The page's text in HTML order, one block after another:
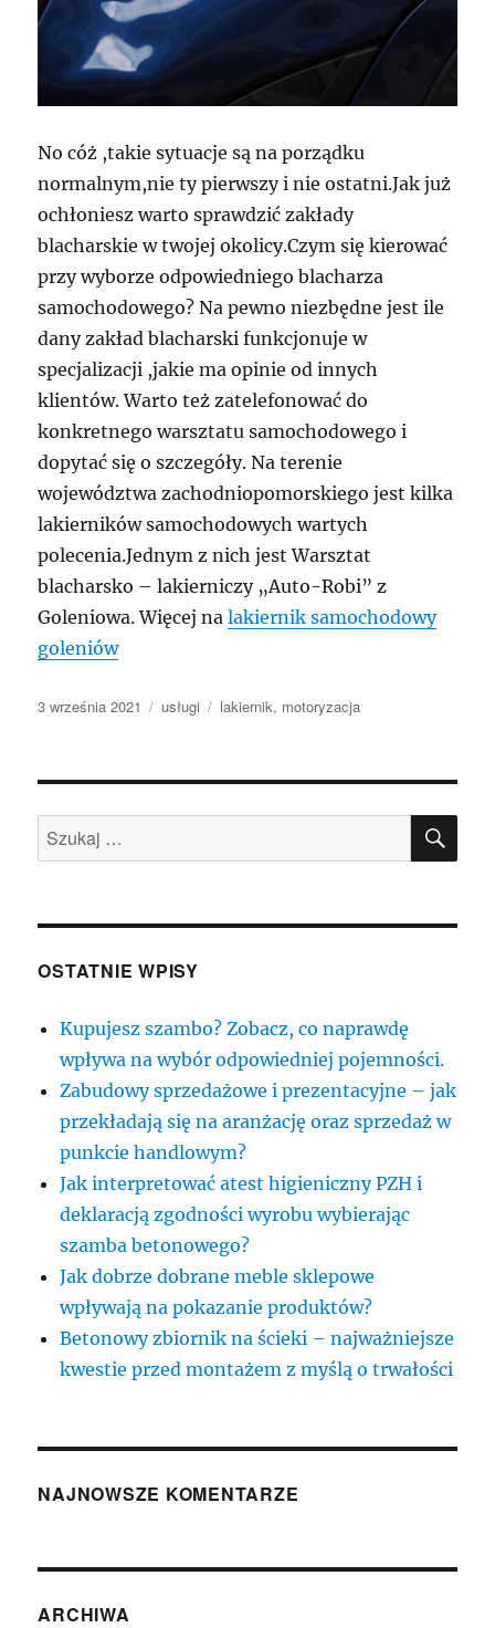
No cóż ,takie sytuacje są na porządku
normalnym,nie ty pierwszy i nie ostatni.Jak już
ochłoniesz warto sprawdzić zakłady
blacharskie w twojej okolicy.Czym się kierować
przy wyborze odpowiedniego blacharza
samochodowego? Na pewno niezbędne jest ile
dany zakład blacharski funkcjonuje w
specjalizacji ,jakie ma opinie od innych
klientów. Warto też zatelefonować do
konkretnego warsztatu samochodowego i
dopytać się o szczegóły. Na terenie
województwa zachodniopomorskiego jest kilka
lakierników samochodowych wartych
polecenia.Jednym z nich jest Warsztat
blacharsko – lakierniczy „Auto-Robi” z
Goleniowa. Więcej nalakiernik samochodowy
goleniów
Data
3 września 2021 Kategorie
usługi Tagi
lakiernik, motoryzacja
Szukaj:
OSTATNIE WPISY
Kupujesz szambo? Zobacz, co naprawdę
wpływa na wybór odpowiedniej pojemności.
Zabudowy sprzedażowe i prezentacyjne – jak
przekładają się na aranżację oraz sprzedaż w
punkcie handlowym?
Jak interpretować atest higieniczny PZH i
deklaracją zgodności wyrobu wybierając
szamba betonowego?
Jak dobrze dobrane meble sklepowe
wpływają na pokazanie produktów?
Betonowy zbiornik na ścieki – najważniejsze
kwestie przed montażem z myślą o trwałości
NAJNOWSZE KOMENTARZE
ARCHIWA